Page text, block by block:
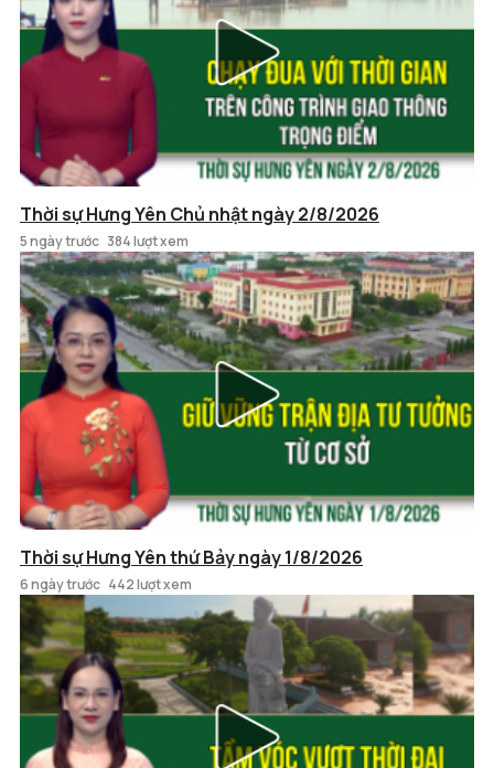
Thời sự Hưng Yên Chủ nhật ngày 2/8/2026
5 ngày trước 384 lượt xem
Thời sự Hưng Yên thứ Bảy ngày 1/8/2026
6 ngày trước 442 lượt xem